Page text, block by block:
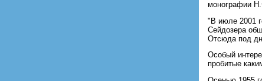
монографии
"В июле 2001
Сейдозера
Отсюда под
Особый
пробитые